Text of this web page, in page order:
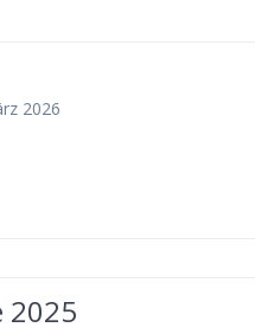
2026
2025